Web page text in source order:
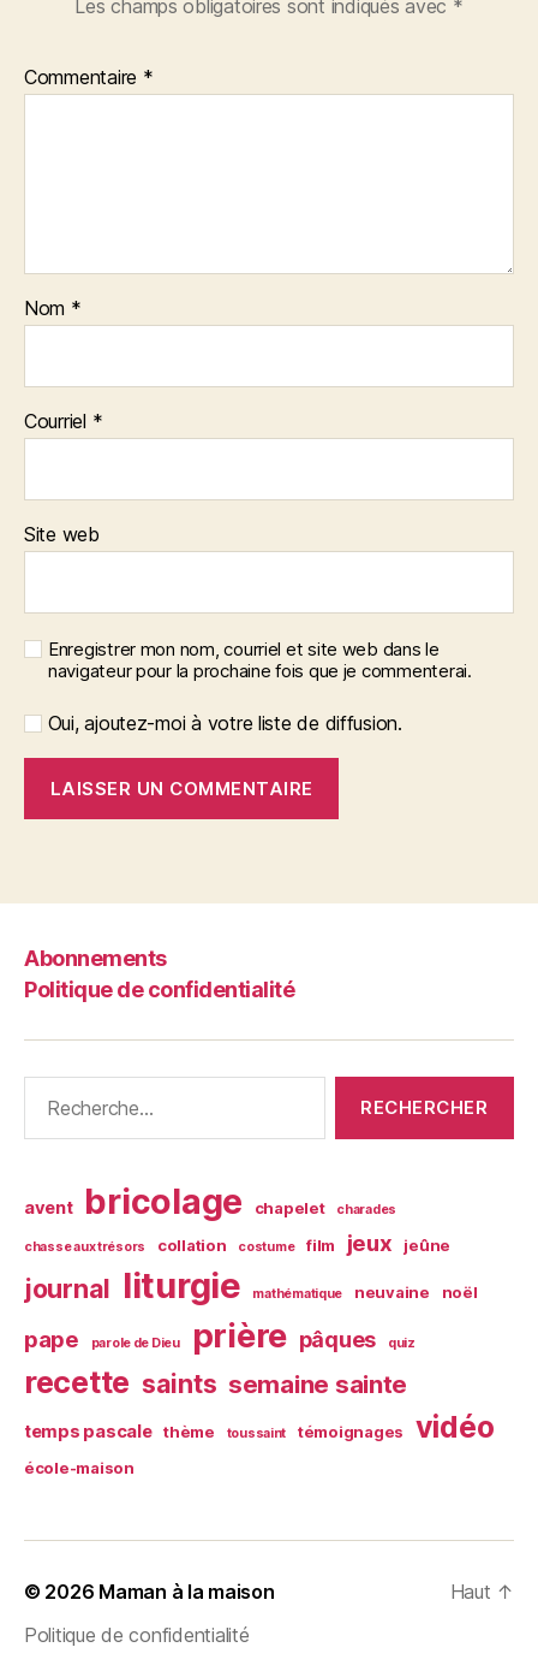
Les champs obligatoires sont indiqués avec *
Commentaire *
Nom *
Courriel *
Site web
Enregistrer mon nom, courriel et site web dans le
navigateur pour la prochaine fois que je commenterai.
Oui, ajoutez-moi à votre liste de diffusion.
Abonnements
Politique de confidentialité
avent bricolage chapelet charades
chasse aux trésors collation costume film jeux jeûne
journal liturgie mathématique neuvaine noël
pape parole de Dieu prière pâques quiz
recette saints semaine sainte
temps pascale thème toussaint témoignages vidéo
école-maison
© 2026 Maman à la maison
Politique de confidentialité
Haut ↑